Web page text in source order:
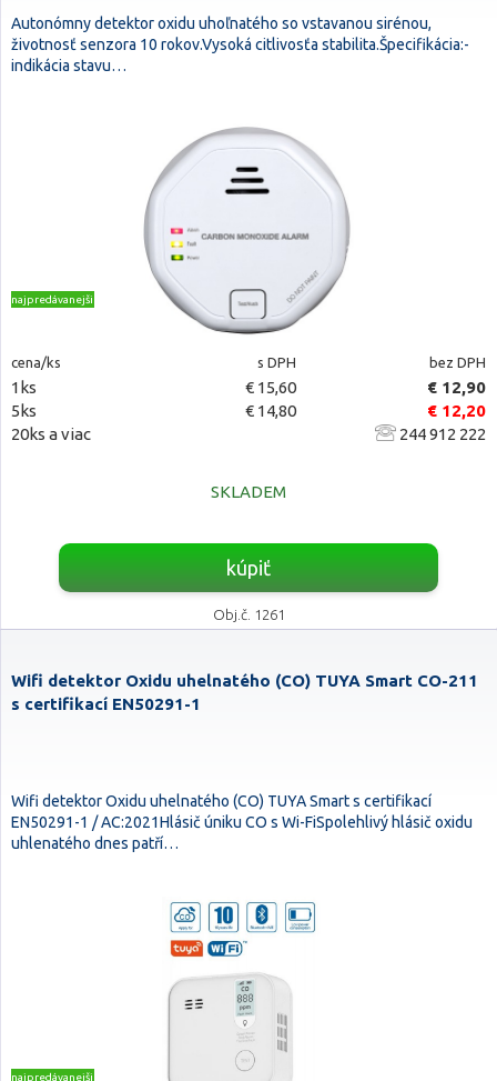
Autonómny detektor oxidu uhoľnatého so vstavanou sirénou,
životnosť senzora 10 rokov.Vysoká citlivosťa stabilita.Špecifikácia:-
indikácia stavu…
najpredávanejšie
cena/ks s DPH bez DPH
1ks € 15,60
€ 12,90
5ks
€ 14,80
€ 12,20
20ks a viac
244 912 222
SKLADEM
kúpiť
Obj.č. 1261
Wifi detektor Oxidu uhelnatého (CO) TUYA Smart CO-211
s certifikací EN50291-1
Wifi detektor Oxidu uhelnatého (CO) TUYA Smart s certifikací
EN50291-1 / AC:2021Hlásič úniku CO s Wi-FiSpolehlivý hlásič oxidu
uhlenatého dnes patří…
najpredávanejšie